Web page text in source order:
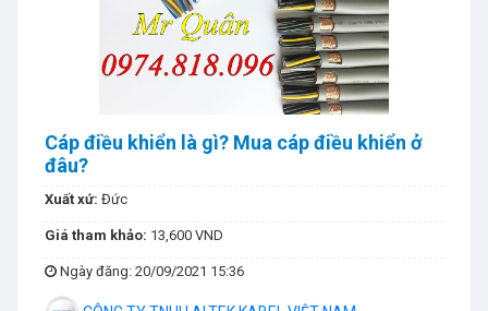
Cáp điều khiển là gì? Mua cáp điều khiển ở
đâu?
Xuất xứ: Đức
Giá tham khảo: 13,600 VND
Ngày đăng: 20/09/2021 15:36